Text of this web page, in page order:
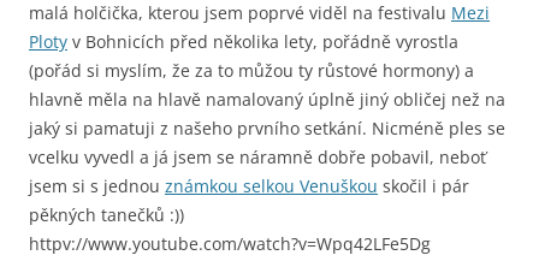
malá holčička, kterou jsem poprvé viděl na festivalu Mezi
Ploty v Bohnicích před několika lety, pořádně vyrostla
(pořád si myslím, že za to můžou ty růstové hormony) a
hlavně měla na hlavě namalovaný úplně jiný obličej než na
jaký si pamatuji z našeho prvního setkání. Nicméně ples se
vcelku vyvedl a já jsem se náramně dobře pobavil, neboť
jsem si s jednou známkou selkou Venuškou skočil i pár
pěkných tanečků :))
httpv://www.youtube.com/watch?v=Wpq42LFe5Dg